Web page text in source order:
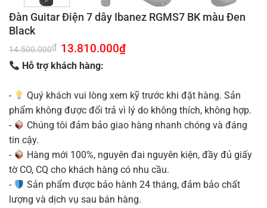
Đàn Guitar Điện 7 dây Ibanez RGMS7 BK màu Đen
Black
14.500.000₫ Giá
gốc
là:
14.500.000₫.
13.810.000₫Giá
Hỗ trợ khách hàng:
-
Quý khách vui lòng xem kỹ trước khi đặt hàng. Sản
phẩm không được đổi trả vì lý do không thích, không hợp.
-
Chúng tôi đảm bảo giao hàng nhanh chóng và đáng
tin cậy.
-
Hàng mới 100%, nguyên đai nguyên kiện, đầy đủ giấy
tờ CO, CQ cho khách hàng có nhu cầu.
-
Sản phẩm được bảo hành 24 tháng, đảm bảo chất
lượng và dịch vụ sau bán hàng.